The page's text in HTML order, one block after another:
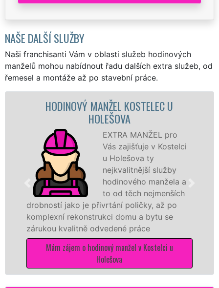
NAŠE DALŠÍ SLUŽBY
Naši franchisanti Vám v oblasti služeb hodinových
manželů mohou nabídnout řadu dalších extra služeb, od
řemesel a montáže až po stavební práce.
MANŽEL KOSTELEC U
EXTRA MANŽEL pro
Vás zajišťuje v Kostelci
u Holešova ty
nejkvalitnější služby
hodinového manžela a
to od těch nejmenších
jako je přivrtání poličky, až po
rekonstrukci domu a bytu se
odvedené práce
zájem o hodinový manžel v Kostelci u
hodinoví
dokonalý